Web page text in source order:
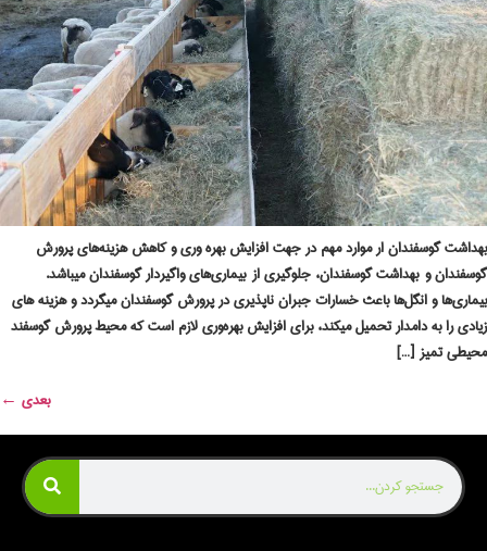
بهداشت گوسفندان ار موارد مهم در جهت افزایش بهره وری و کاهش هزینه‌هاى پرورش
گوسفندان و بهداشت گوسفندان، جلوگیرى از بیمارى‌هاى واگیردار گوسفندان میباشد.
بیمارى‌ها و انگل‌ها باعث خسارات جبران ناپذیری در پرورش گوسفندان میگردد و هزینه های
زیادی را به دامدار تحمیل میکند، برای افزایش بهره‌وری لازم است که محیط پرورش گوسفند
محیطی تمیز […]
بعدی ←